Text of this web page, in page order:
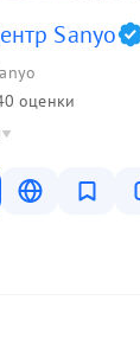
Sanyo
оценки